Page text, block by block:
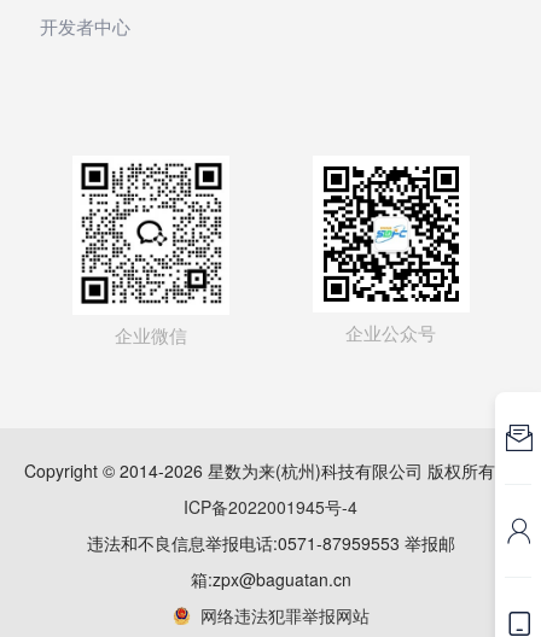
开发者中心
企业微信 企业公众号
Copyright © 2014-2026 星数为来(杭州)科技有限公司 版权所有
ICP备2022001945号-4
违法和不良信息举报电话:0571-87959553 举报邮
箱:zpx@baguatan.cn
网络违法犯罪举报网站


